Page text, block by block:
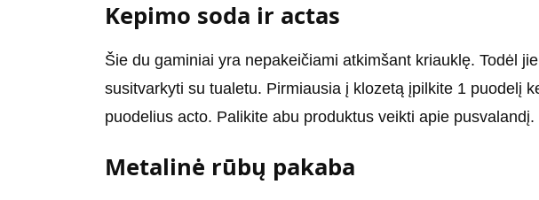
Kepimo soda ir actas
Šie du gaminiai yra nepakeičiami atkimšant kriauklę. Todėl
susitvarkyti su tualetu. Pirmiausia į klozetą įpilkite 1 puodelį
puodelius acto. Palikite abu produktus veikti apie
Metalinė rūbų pakaba